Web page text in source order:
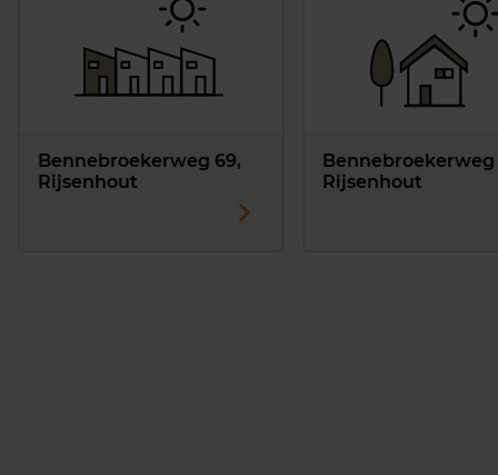
Bennebroekerweg 69,
Rijsenhout
Bennebroekerweg
Rijsenhout